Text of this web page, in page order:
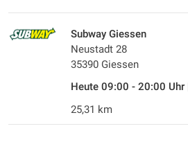
Subway Giessen
Neustadt 28
35390 Giessen
Heute 09:00 - 20:00 Uhr
25,31 km